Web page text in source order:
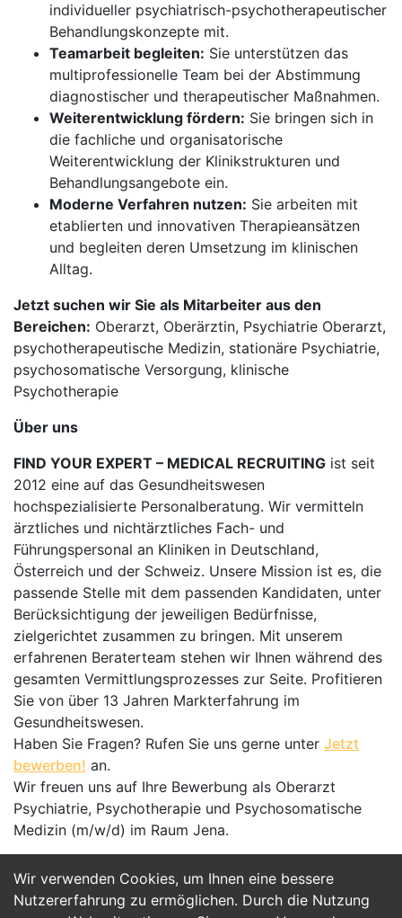
Wir verwenden Cookies, um Ihnen eine bessere
Nutzererfahrung zu ermöglichen. Durch die Nutzung
individueller psychiatrisch-psychotherapeutischer
Behandlungskonzepte mit.
Teamarbeit begleiten: Sie unterstützen das
multiprofessionelle Team bei der Abstimmung
diagnostischer und therapeutischer Maßnahmen.
Weiterentwicklung fördern: Sie bringen sich in
die fachliche und organisatorische
Weiterentwicklung der Klinikstrukturen und
Behandlungsangebote ein.
Moderne Verfahren nutzen: Sie arbeiten mit
etablierten und innovativen Therapieansätzen
und begleiten deren Umsetzung im klinischen
Alltag.
Jetzt suchen wir Sie als Mitarbeiter aus den
Bereichen: Oberarzt, Oberärztin, Psychiatrie Oberarzt,
psychotherapeutische Medizin, stationäre Psychiatrie,
psychosomatische Versorgung, klinische
Psychotherapie
Über uns
FIND YOUR EXPERT – MEDICAL RECRUITING ist seit
2012 eine auf das Gesundheitswesen
hochspezialisierte Personalberatung. Wir vermitteln
ärztliches und nichtärztliches Fach- und
Führungspersonal an Kliniken in Deutschland,
Österreich und der Schweiz. Unsere Mission ist es, die
passende Stelle mit dem passenden Kandidaten, unter
Berücksichtigung der jeweiligen Bedürfnisse,
zielgerichtet zusammen zu bringen. Mit unserem
erfahrenen Beraterteam stehen wir Ihnen während des
gesamten Vermittlungsprozesses zur Seite. Profitieren
Sie von über 13 Jahren Markterfahrung im
Gesundheitswesen.
Haben Sie Fragen? Rufen Sie uns gerne unter Jetzt
bewerben! an.
Wir freuen uns auf Ihre Bewerbung als Oberarzt
Psychiatrie, Psychotherapie und Psychosomatische
Medizin (m/w/d) im Raum Jena.
Jetzt Bewerben